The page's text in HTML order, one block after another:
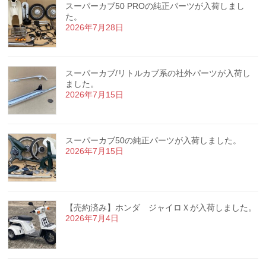
スーパーカブ50 PROの純正パーツが入荷しまし
た。
2026年7月28日
スーパーカブ/リトルカブ系の社外パーツが入荷し
ました。
2026年7月15日
スーパーカブ50の純正パーツが入荷しました。
2026年7月15日
【売約済み】ホンダ ジャイロＸが入荷しました。
2026年7月4日